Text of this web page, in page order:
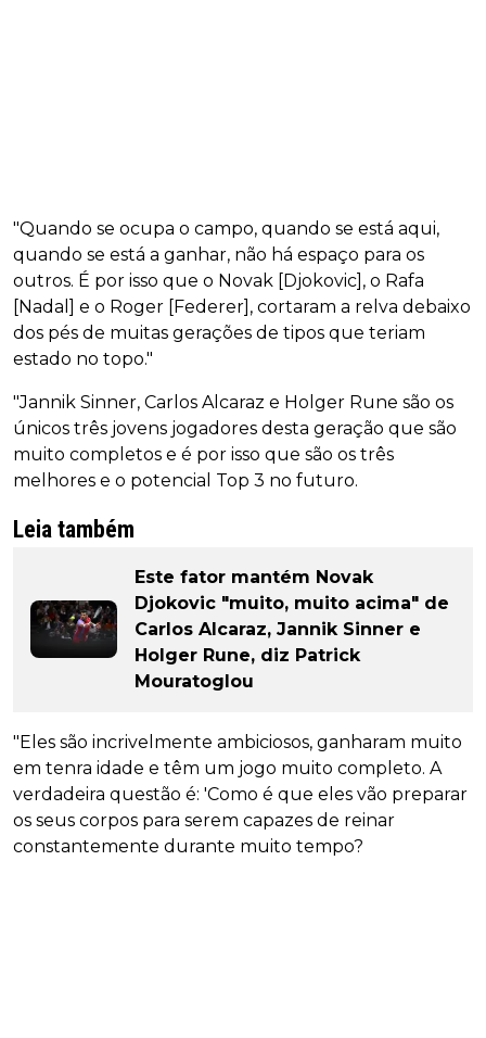
"Quando se ocupa o campo, quando se está aqui,
quando se está a ganhar, não há espaço para os
outros. É por isso que o Novak [Djokovic], o Rafa
[Nadal] e o Roger [Federer], cortaram a relva debaixo
dos pés de muitas gerações de tipos que teriam
estado no topo."
"Jannik Sinner, Carlos Alcaraz e Holger Rune são os
únicos três jovens jogadores desta geração que são
muito completos e é por isso que são os três
melhores e o potencial Top 3 no futuro.
Leia também
Este fator mantém Novak
Djokovic "muito, muito acima" de
Carlos Alcaraz, Jannik Sinner e
Holger Rune, diz Patrick
Mouratoglou
"Eles são incrivelmente ambiciosos, ganharam muito
em tenra idade e têm um jogo muito completo. A
verdadeira questão é: 'Como é que eles vão preparar
os seus corpos para serem capazes de reinar
constantemente durante muito tempo?